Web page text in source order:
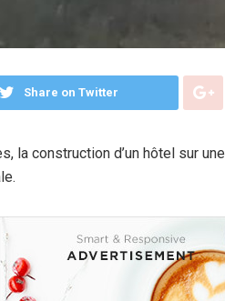
Share on Twitter
la construction d’un hôtel sur une